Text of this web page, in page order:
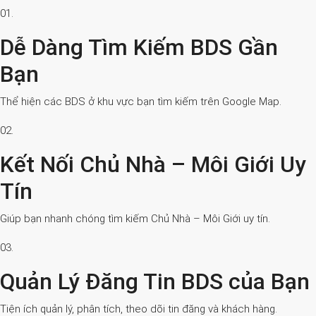
01.
Dễ Dàng Tìm Kiếm BDS Gần
Bạn
Thể hiện các BDS ở khu vực bạn tìm kiếm trên Google Map.
02.
Kết Nối Chủ Nhà – Môi Giới Uy
Tín
Giúp bạn nhanh chóng tìm kiếm Chủ Nhà – Môi Giới uy tín.
03.
Quản Lý Đăng Tin BDS của Bạn
Tiện ích quản lý, phân tích, theo dõi tin đăng và khách hàng.